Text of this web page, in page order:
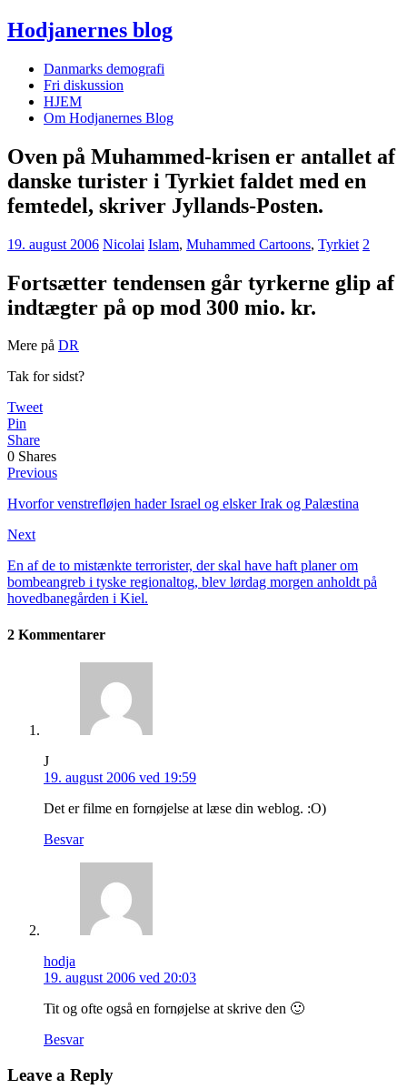
Hodjanernes blog
Danmarks demografi
Fri diskussion
HJEM
Om Hodjanernes Blog
Oven på Muhammed-krisen er antallet af
danske turister i Tyrkiet faldet med en
femtedel, skriver Jyllands-Posten.
19. august 2006 Nicolai Islam, Muhammed Cartoons, Tyrkiet 2
Fortsætter tendensen går tyrkerne glip af
indtægter på op mod 300 mio. kr.
Mere på DR
Tak for sidst?
Tweet
Pin
Share
0 Shares
Previous
Hvorfor venstrefløjen hader Israel og elsker Irak og Palæstina
Next
En af de to mistænkte terrorister, der skal have haft planer om
bombeangreb i tyske regionaltog, blev lørdag morgen anholdt på
hovedbanegården i Kiel.
2 Kommentarer
J
19. august 2006 ved 19:59
Det er filme en fornøjelse at læse din weblog. :O)
Besvar
hodja
19. august 2006 ved 20:03
Tit og ofte også en fornøjelse at skrive den 🙂
Besvar
Leave a Reply